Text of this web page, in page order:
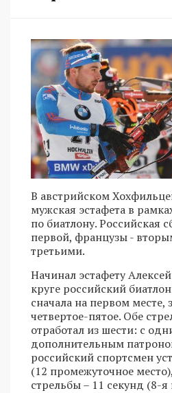
В австрийском
мужская эстафета в
по биатлону. Российская
первой, французы -
третьими.
Начинал эстафету
круге российский
сначала на первом месте,
четвертое-пятое. Обе
отработал из шести: с
дополнительным
российский спортсмен
(12 промежуточное
стрельбы – 11 секунд (8-я